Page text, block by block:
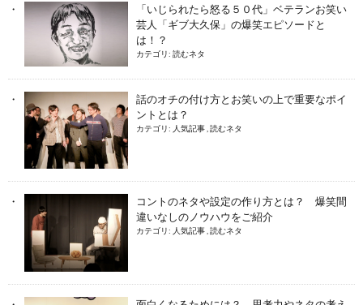
「いじられたら怒る５０代」ベテランお笑い
芸人「ギブ大久保」の爆笑エピソードと
は！？
カテゴリ: 読むネタ
話のオチの付け方とお笑いの上で重要なポイ
ントとは？
カテゴリ: 人気記事 読むネタ
コントのネタや設定の作り方とは？ 爆笑間
違いなしのノウハウをご紹介
カテゴリ: 人気記事 読むネタ